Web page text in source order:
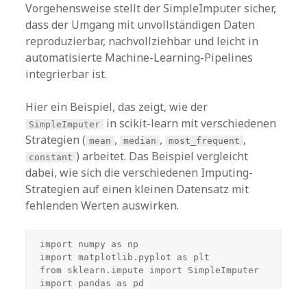
Vorgehensweise stellt der SimpleImputer sicher,
dass der Umgang mit unvollständigen Daten
reproduzierbar, nachvollziehbar und leicht in
automatisierte Machine-Learning-Pipelines
integrierbar ist.
Hier ein Beispiel, das zeigt, wie der
SimpleImputer
in scikit-learn mit verschiedenen
Strategien ( mean , median , most_frequent ,
constant ) arbeitet. Das Beispiel vergleicht
dabei, wie sich die verschiedenen Imputing-
Strategien auf einen kleinen Datensatz mit
fehlenden Werten auswirken.
import numpy as np
import matplotlib.pyplot as plt
from sklearn.impute import SimpleImputer
import pandas as pd